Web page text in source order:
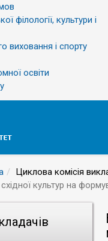
філології, культури і
виховання і спорту
освіти
Циклова комісія
культур на